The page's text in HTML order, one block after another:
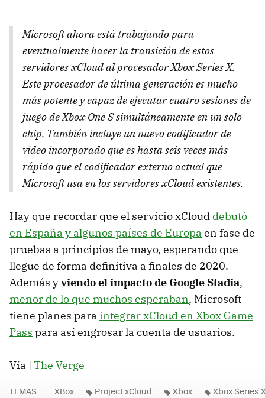
Microsoft ahora está trabajando para
eventualmente hacer la transición de estos
servidores xCloud al procesador Xbox Series X.
Este procesador de última generación es mucho
más potente y capaz de ejecutar cuatro sesiones de
juego de Xbox One S simultáneamente en un solo
chip. También incluye un nuevo codificador de
video incorporado que es hasta seis veces más
rápido que el codificador externo actual que
Microsoft usa en los servidores xCloud existentes.
Hay que recordar que el servicio xCloud debutó
en España y algunos países de Europa en fase de
pruebas a principios de mayo, esperando que
llegue de forma definitiva a finales de 2020.
Además yviendo el impacto de Google Stadia,
menor de lo que muchos esperaban, Microsoft
tiene planes para integrar xCloud en Xbox Game
Pass para así engrosar la cuenta de usuarios.
Vía | The Verge
TEMAS XBox Project xCloud Xbox Xbox Series